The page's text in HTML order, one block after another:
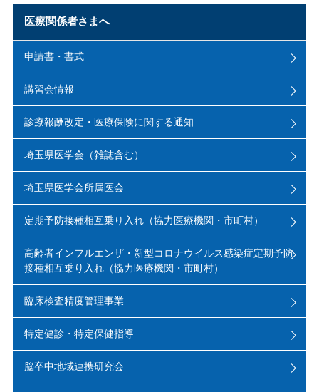
医療関係者さまへ
申請書・書式
講習会情報
診療報酬改定・医療保険に関する通知
埼玉県医学会（雑誌含む）
埼玉県医学会所属医会
定期予防接種相互乗り入れ（協力医療機関・市町村）
高齢者インフルエンザ・新型コロナウイルス感染症定期予防
接種相互乗り入れ（協力医療機関・市町村）
臨床検査精度管理事業
特定健診・特定保健指導
脳卒中地域連携研究会